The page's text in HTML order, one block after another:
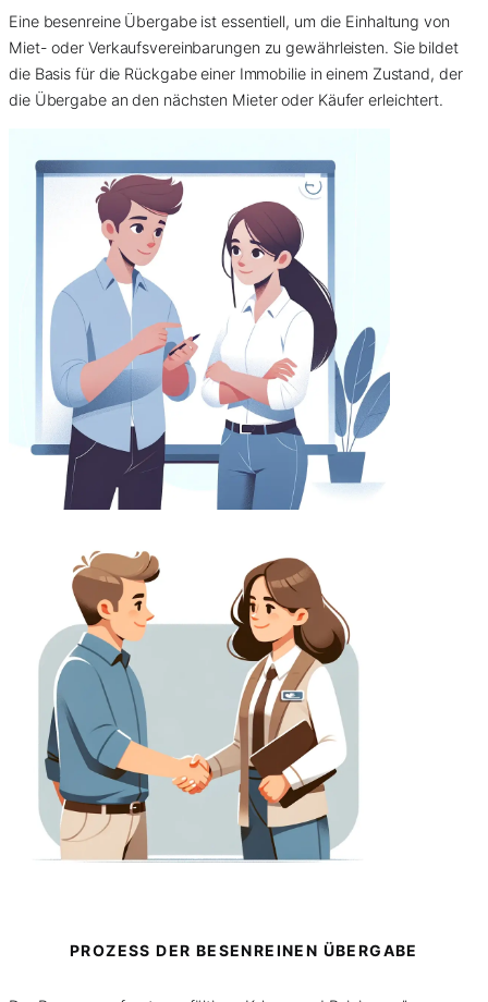
Eine besenreine Übergabe ist essentiell, um die Einhaltung von
Miet- oder Verkaufsvereinbarungen zu gewährleisten. Sie bildet
die Basis für die Rückgabe einer Immobilie in einem Zustand, der
die Übergabe an den nächsten Mieter oder Käufer erleichtert.
PROZESS DER BESENREINEN ÜBERGABE